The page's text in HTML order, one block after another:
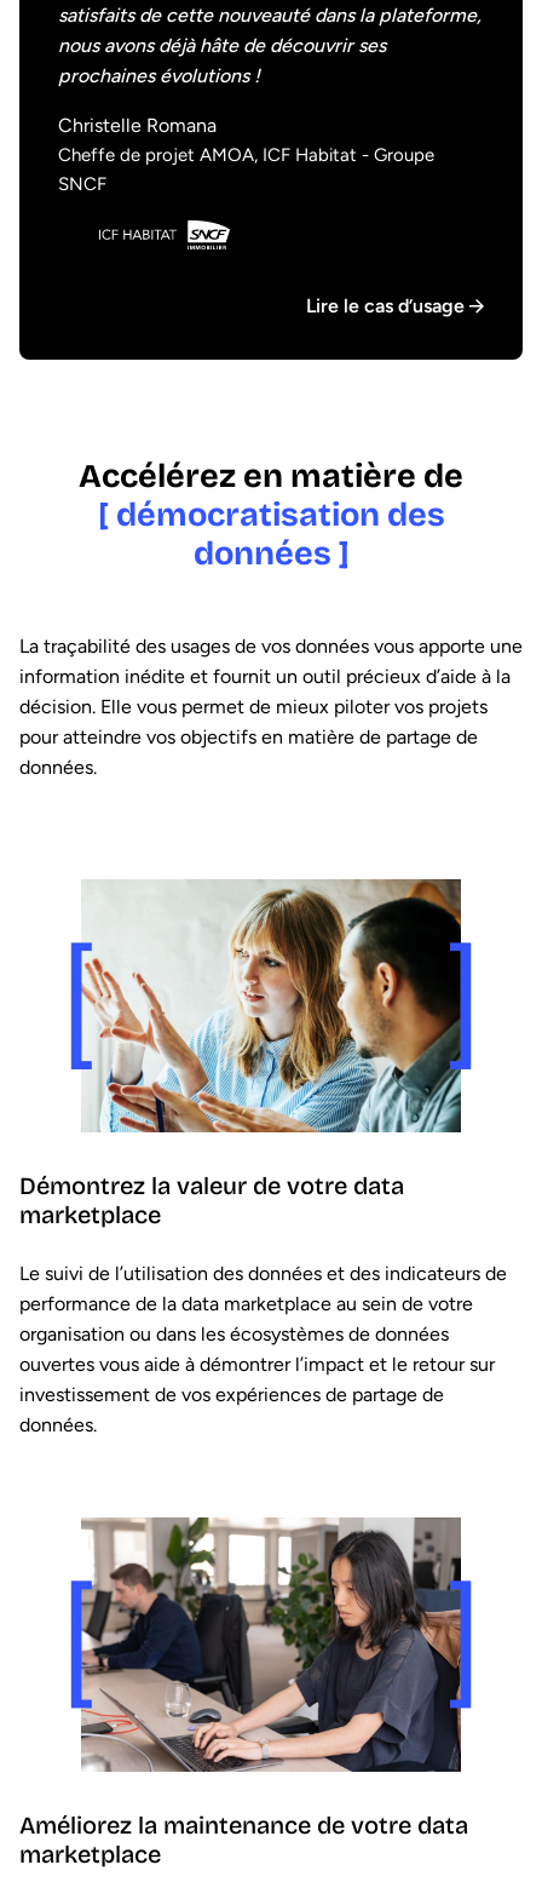
satisfaits de cette nouveauté dans la plateforme,
nous avons déjà hâte de découvrir ses
prochaines évolutions !
Christelle Romana
Cheffe de projet AMOA, ICF Habitat - Groupe
SNCF
Lire le cas d’usage
Accélérez en matière de
[ démocratisation des
données ]
La traçabilité des usages de vos données vous apporte une
information inédite et fournit un outil précieux d’aide à la
décision. Elle vous permet de mieux piloter vos projets
pour atteindre vos objectifs en matière de partage de
données.
Démontrez la valeur de votre data
marketplace
Le suivi de l’utilisation des données et des indicateurs de
performance de la data marketplace au sein de votre
organisation ou dans les écosystèmes de données
ouvertes vous aide à démontrer l’impact et le retour sur
investissement de vos expériences de partage de
données.
Améliorez la maintenance de votre data
marketplace